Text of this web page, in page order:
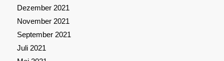
Dezember 2021
November 2021
September 2021
Juli 2021